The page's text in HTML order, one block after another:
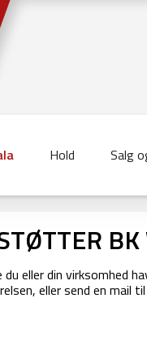
Hold Salg
du eller din virksomhed
eller send en mail